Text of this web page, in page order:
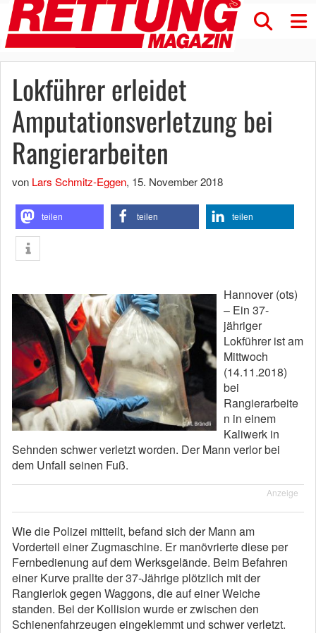
Lokführer erleidet
Amputationsverletzung bei
Rangierarbeiten
von Lars Schmitz-Eggen, 15. November 2018
teilen teilen teilen
Hannover (ots)
– Ein 37-
jähriger
Lokführer ist am
Mittwoch
(14.11.2018)
bei
Rangierarbeite
n in einem
Kaliwerk in
Sehnden schwer verletzt worden. Der Mann verlor bei
dem Unfall seinen Fuß.
Anzeige
Wie die Polizei mitteilt, befand sich der Mann am
Vorderteil einer Zugmaschine. Er manövrierte diese per
Fernbedienung auf dem Werksgelände. Beim Befahren
einer Kurve prallte der 37-Jährige plötzlich mit der
Rangierlok gegen Waggons, die auf einer Weiche
standen. Bei der Kollision wurde er zwischen den
Schienenfahrzeugen eingeklemmt und schwer verletzt.